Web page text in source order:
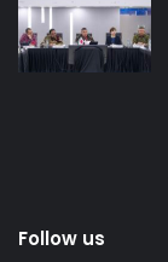
Follow us